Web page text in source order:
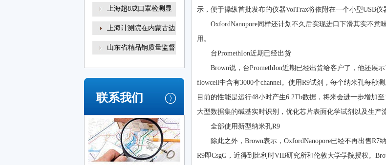
上海超8成口罩检测显
上海计测院在内蒙古边
山东省精品钢质量监督
联系我们
示，便于操纵首批发布的仪器VolTrax将依附在一个小型USB仪
OxfordNanopore同样还计划不久后实现进口下滑其实不
用。
台PromethIon近期已经出货
Brown说，台PromethIon近期已经出货给客户了，他还展
flowcell中含有3000个channel。使用R9试剂，每个纳米孔每秒
目前的性能是运行48小时产生6.2Tb数据，将来会进一步增加
大型数据集的碱基实时识别，优化芯片表面化学试剂以及生产
全部使用新型纳米孔R9
除此之外，Brown表示，OxfordNanopore已经不再出售
R9即CsgG，近得到比利时VIB研究所和伦敦大学学院授权。